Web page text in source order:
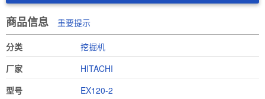
商品信息 重要提示
分类
挖掘机
厂家
HITACHI
型号
EX120-2